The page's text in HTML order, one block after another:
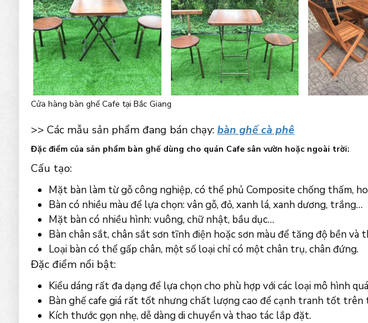
Cửa hàng bàn ghế Cafe tại Bắc Giang
>> Các mẫu sản phẩm đang bán chạy: bàn ghế cà phê
Đặc điểm của sản phẩm bàn ghế dùng cho quán Cafe sân vườn hoặc ngoài trời:
Cấu tạo:
Mặt bàn làm từ gỗ công nghiệp, có thể phủ Composite chống thấm,
Bàn có nhiều màu để lựa chọn: vân gỗ, đỏ, xanh lá, xanh dương, trắng…
Mặt bàn có nhiều hình: vuông, chữ nhật, bầu dục…
Bàn chân sắt, chân sắt sơn tĩnh điện hoặc sơn màu để tăng độ bền và
Loại bàn có thể gấp chân, một số loại chỉ có một chân trụ, chân đứng.
Đặc điểm nổi bật:
Kiểu dáng rất đa dạng để lựa chọn cho phù hợp với các loại mô hình
Bàn ghế cafe giá rất tốt nhưng chất lượng cao để cạnh tranh tốt
Kích thước gọn nhẹ, dễ dàng di chuyển và thao tác lắp đặt.